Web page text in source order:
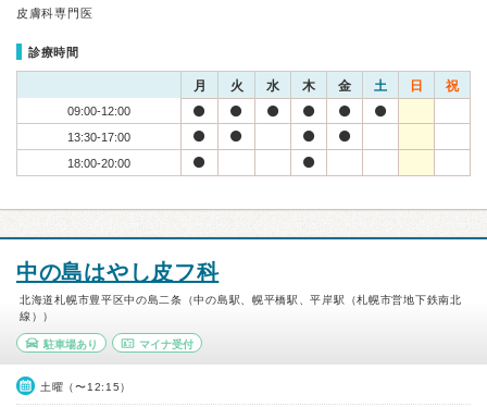
皮膚科専門医
診療時間
月 火 水 木 金 土 日 祝
09:00-12:00
13:30-17:00
18:00-20:00
中の島はやし皮フ科
北海道札幌市豊平区中の島二条（中の島駅、幌平橋駅、平岸駅（札幌市営地下鉄南北
線））
駐車場あり マイナ受付
土曜（〜12:15）